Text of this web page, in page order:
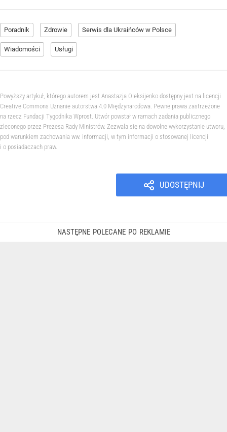
Poradnik Zdrowie Serwis dla Ukraińców w Polsce
Wiadomości Usługi
Powyższy artykuł, którego autorem jest Anastazja Oleksijenko dostępny jest na licencji
Creative Commons Uznanie autorstwa 4.0 Międzynarodowa. Pewne prawa zastrzeżone
na rzecz Fundacji Tygodnika Wprost. Utwór powstał w ramach zadania publicznego
zleconego przez Prezesa Rady Ministrów. Zezwala się na dowolne wykorzystanie utworu,
pod warunkiem zachowania ww. informacji, w tym informacji o stosowanej licencji
i o posiadaczach praw.
UDOSTĘPNIJ